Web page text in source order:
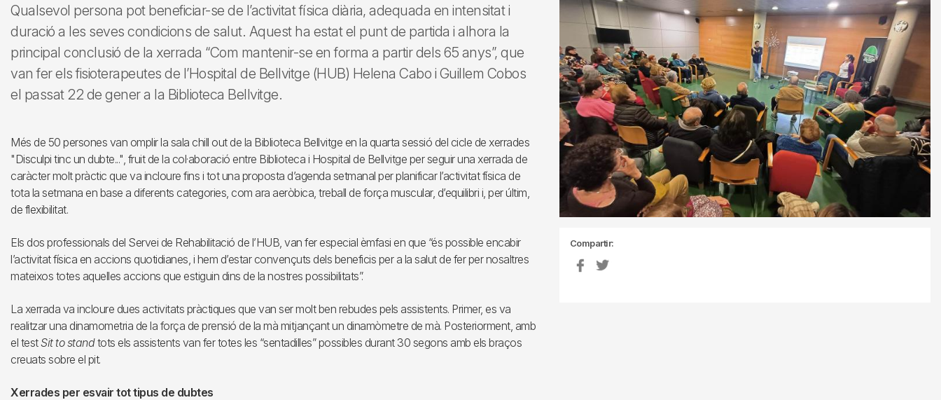
Qualsevol persona pot beneficiar-se de l’activitat física diària, adequada en intensitat i
duració a les seves condicions de salut. Aquest ha estat el punt de partida i alhora la
principal conclusió de la xerrada “Com mantenir-se en forma a partir dels 65 anys”, que
van fer els fisioterapeutes de l’Hospital de Bellvitge (HUB) Helena Cabo i Guillem Cobos
el passat 22 de gener a la Biblioteca Bellvitge.
Més de 50 persones van omplir la sala chill out de la Biblioteca Bellvitge en la quarta sessió del cicle de xerrades
"Disculpi tinc un dubte...", fruit de la col·aboració entre Biblioteca i Hospital de Bellvitge per seguir una xerrada de
caràcter molt pràctic que va incloure fins i tot una proposta d’agenda setmanal per planificar l’activitat física de
tota la setmana en base a diferents categories, com ara aeròbica, treball de força muscular, d’equilibri i, per últim,
de flexibilitat.
Els dos professionals del Servei de Rehabilitació de l’HUB, van fer especial èmfasi en que “és possible encabir
l’activitat física en accions quotidianes, i hem d’estar convençuts dels beneficis per a la salut de fer per nosaltres
mateixos totes aquelles accions que estiguin dins de la nostres possibilitats”.
La xerrada va incloure dues activitats pràctiques que van ser molt ben rebudes pels assistents. Primer, es va
realitzar una dinamometria de la força de prensió de la mà mitjançant un dinamòmetre de mà. Posteriorment, amb
el testSit to standtots els assistents van fer totes les “sentadilles” possibles durant 30 segons amb els braços
creuats sobre el pit.
Xerrades per esvair tot tipus de dubtes
Compartir: